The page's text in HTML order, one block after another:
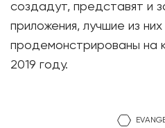
создадут, представят и
приложения, лучшие из
продемонстрированы на
2019 году.